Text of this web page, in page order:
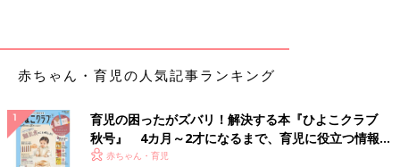
赤ちゃん・育児の人気記事ランキング
育児の困ったがズバリ！解決する本『ひよこクラブ
秋号』 4カ月～2才になるまで、育児に役立つ情報が
いっぱい！
赤ちゃん・育児